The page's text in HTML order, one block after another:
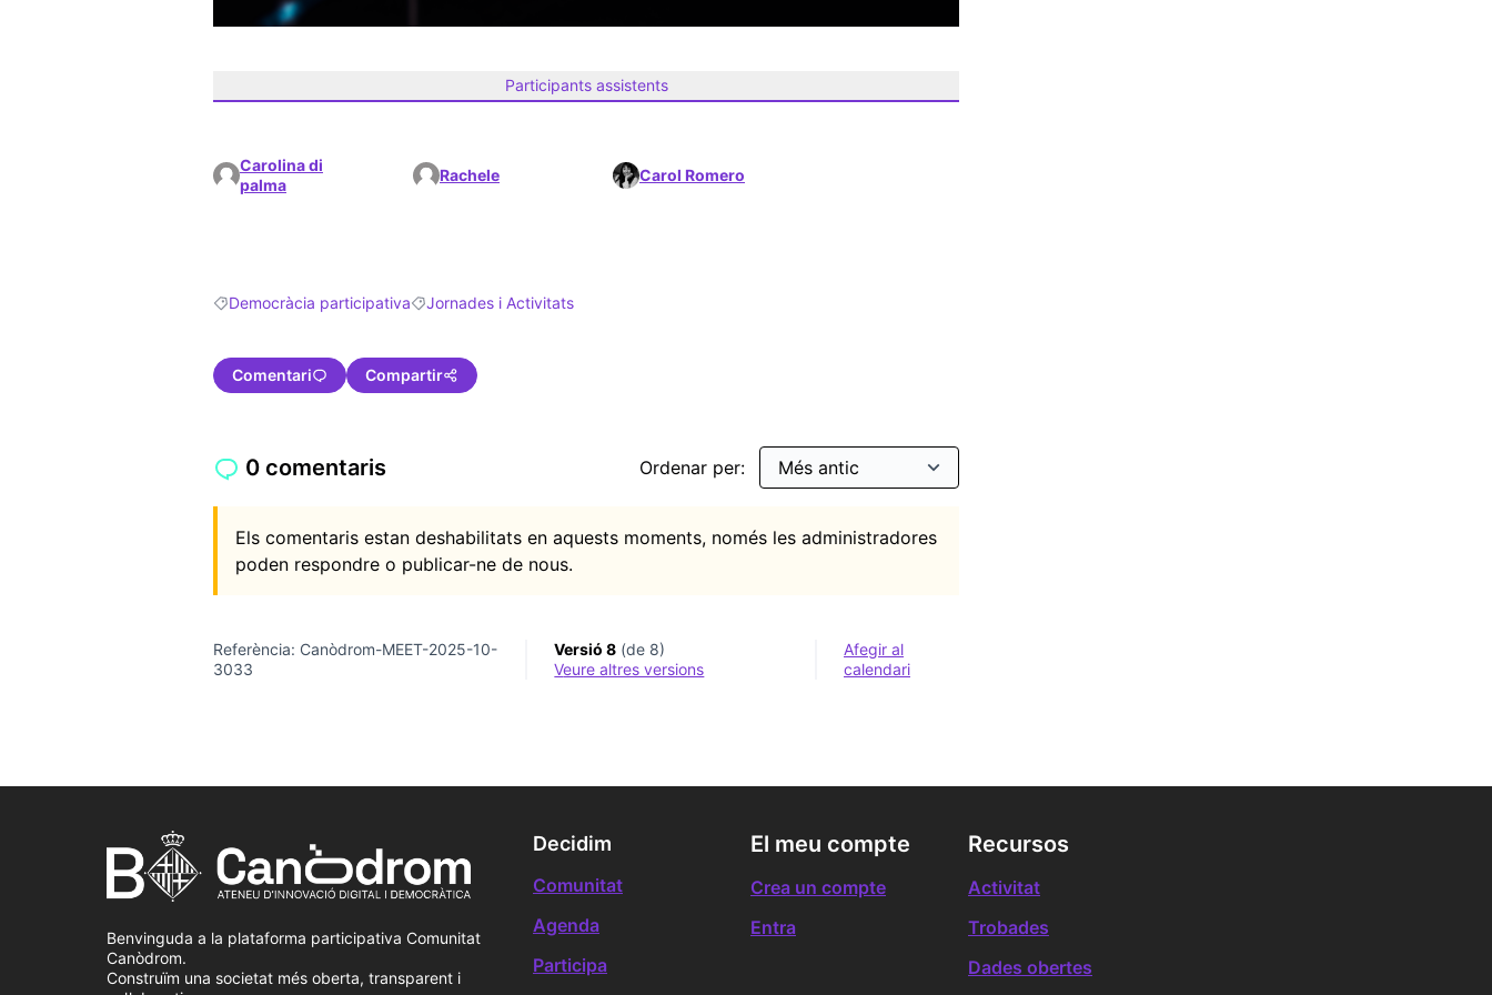
Participants assistents
Carolina di
palma
Rachele Carol Romero
Resultats en filtrar per: Democràcia participativa
Democràcia participativaResultats en filtrar per: Jornades i Activitats
Jornades i Activitats
Comentari Compartir
0 comentaris Ordenar per:
Els comentaris estan deshabilitats en aquests moments, només les administradores
poden respondre o publicar-ne de nous.
Referència: Canòdrom-MEET-2025-10-
3033
Versió 8 (de 8)
veure altres versions
Afegir al
calendari
Benvinguda a la plataforma participativa Comunitat
Canòdrom.
Construïm una societat més oberta, transparent i
Decidim
Comunitat
Agenda
Participa
El meu compte
Crea un compte
Entra
Recursos
Activitat
Trobades
Dades obertes